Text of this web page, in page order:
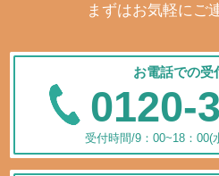
まずはお気軽にご
お電話での受
0120-
受付時間/9：00~18：00(